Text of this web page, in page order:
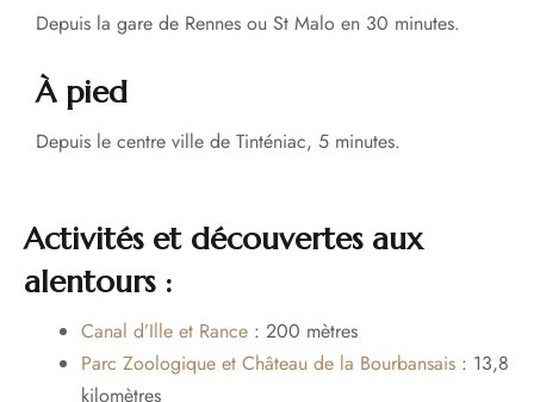
Depuis la gare de Rennes ou St Malo en 30 minutes.
À pied
Depuis le centre ville de Tinténiac, 5 minutes.
Activités et découvertes aux
alentours :
Canal d’Ille et Rance : 200 mètres
Parc Zoologique et Château de la Bourbansais : 13,8
kilomètres